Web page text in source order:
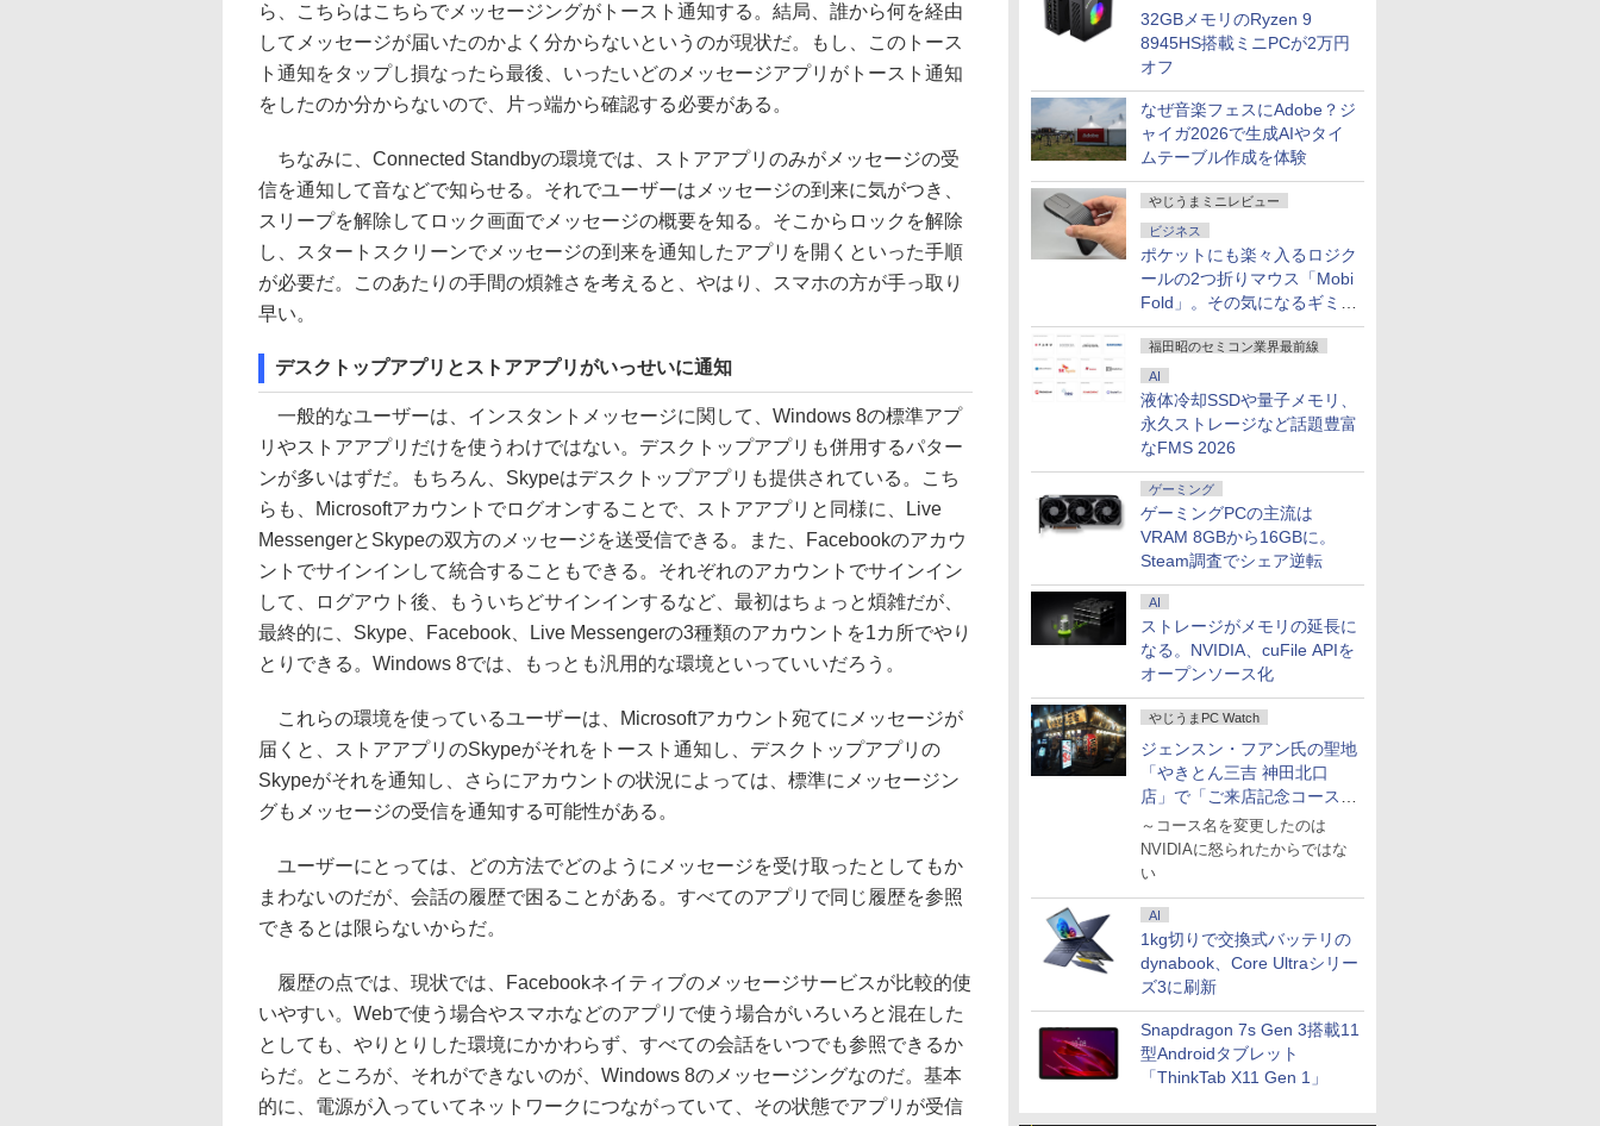
32GBメモリのRyzen 9
8945HS搭載ミニPCが2万円
オフ
なぜ音楽フェスにAdobe？ジ
ャイガ2026で生成AIやタイ
ムテーブル作成を体験
やじうまミニレビュー
ビジネス
ポケットにも楽々入るロジク
ールの2つ折りマウス「Mobi
Fold」。その気になるギミッ
クとは？
福田昭のセミコン業界最前線
AI
液体冷却SSDや量子メモリ、
永久ストレージなど話題豊富
なFMS 2026
ゲーミング
ゲーミングPCの主流は
VRAM 8GBから16GBに。
Steam調査でシェア逆転
AI
ストレージがメモリの延長に
なる。NVIDIA、cuFile APIを
オープンソース化
やじうまPC Watch
ジェンスン・フアン氏の聖地
「やきとん三吉 神田北口
店」で「ご来店記念コース」
を娘と堪能
～コース名を変更したのは
NVIDIAに怒られたからではな
い
AI
1kg切りで交換式バッテリの
dynabook、Core Ultraシリー
ズ3に刷新
Snapdragon 7s Gen 3搭載11
型Androidタブレット
「ThinkTab X11 Gen 1」
ら、こちらはこちらでメッセージングがトースト通知する。結局、誰から何を経由
してメッセージが届いたのかよく分からないというのが現状だ。もし、このトース
ト通知をタップし損なったら最後、いったいどのメッセージアプリがトースト通知
をしたのか分からないので、片っ端から確認する必要がある。
ちなみに、Connected Standbyの環境では、ストアアプリのみがメッセージの受
信を通知して音などで知らせる。それでユーザーはメッセージの到来に気がつき、
スリープを解除してロック画面でメッセージの概要を知る。そこからロックを解除
し、スタートスクリーンでメッセージの到来を通知したアプリを開くといった手順
が必要だ。このあたりの手間の煩雑さを考えると、やはり、スマホの方が手っ取り
早い。
デスクトップアプリとストアアプリがいっせいに通知
一般的なユーザーは、インスタントメッセージに関して、Windows 8の標準アプ
リやストアアプリだけを使うわけではない。デスクトップアプリも併用するパター
ンが多いはずだ。もちろん、Skypeはデスクトップアプリも提供されている。こち
らも、Microsoftアカウントでログオンすることで、ストアアプリと同様に、Live
MessengerとSkypeの双方のメッセージを送受信できる。また、Facebookのアカウ
ントでサインインして統合することもできる。それぞれのアカウントでサインイン
して、ログアウト後、もういちどサインインするなど、最初はちょっと煩雑だが、
最終的に、Skype、Facebook、Live Messengerの3種類のアカウントを1カ所でやり
とりできる。Windows 8では、もっとも汎用的な環境といっていいだろう。
これらの環境を使っているユーザーは、Microsoftアカウント宛てにメッセージが
届くと、ストアアプリのSkypeがそれをトースト通知し、デスクトップアプリの
Skypeがそれを通知し、さらにアカウントの状況によっては、標準にメッセージン
グもメッセージの受信を通知する可能性がある。
ユーザーにとっては、どの方法でどのようにメッセージを受け取ったとしてもか
まわないのだが、会話の履歴で困ることがある。すべてのアプリで同じ履歴を参照
できるとは限らないからだ。
履歴の点では、現状では、Facebookネイティブのメッセージサービスが比較的使
いやすい。Webで使う場合やスマホなどのアプリで使う場合がいろいろと混在した
としても、やりとりした環境にかかわらず、すべての会話をいつでも参照できるか
らだ。ところが、それができないのが、Windows 8のメッセージングなのだ。基本
的に、電源が入っていてネットワークにつながっていて、その状態でアプリが受信